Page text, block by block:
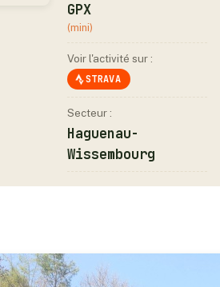
GPX
(mini)
Voir l'activité sur :
STRAVA
Secteur :
Haguenau-
Wissembourg